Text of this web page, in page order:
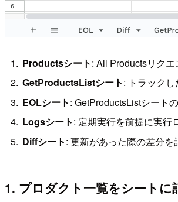
Productsシート: All Productsリク
GetProductsListシート: トラック
EOLシート: GetProductsListシート
Logsシート: 定期実行を前提に実行
Diffシート: 更新があった際の差分を
1. プロダクト一覧をシートに